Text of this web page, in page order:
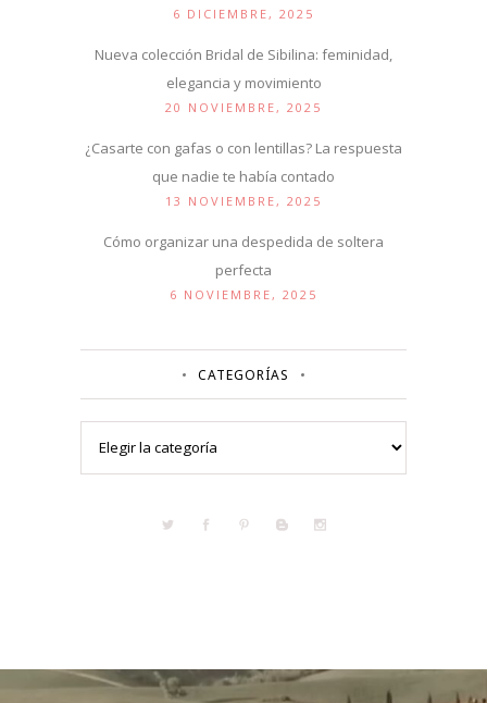
6 DICIEMBRE, 2025
Nueva colección Bridal de Sibilina: feminidad,
elegancia y movimiento
20 NOVIEMBRE, 2025
¿Casarte con gafas o con lentillas? La respuesta
que nadie te había contado
13 NOVIEMBRE, 2025
Cómo organizar una despedida de soltera
perfecta
6 NOVIEMBRE, 2025
CATEGORÍAS